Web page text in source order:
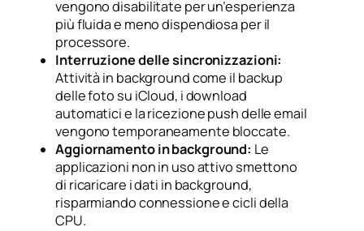
vengono disabilitate per un’esperienza
più fluida e meno dispendiosa per il
processore.
Interruzione delle sincronizzazioni:
Attività in background come il backup
delle foto su iCloud, i download
automatici e la ricezione push delle email
vengono temporaneamente bloccate.
Aggiornamento in background: Le
applicazioni non in uso attivo smettono
di ricaricare i dati in background,
risparmiando connessione e cicli della
CPU.